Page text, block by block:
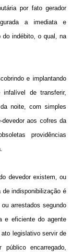
por fato gerador
a imediata e
do indébito, o qual, na
e implantando
de transferir,
noite, com simples
devedor aos cofres da
providências
devedor existem, ou
indisponibilização é
arrestados segundo
e eficiente do agente
legislativo servir de
encarregado,